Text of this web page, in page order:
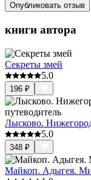
Опубликовать отзыв
книги автора
Секреты змей
5.0
196 ₽
Лысково.
5.0
348 ₽
Майкоп. Адыгея.